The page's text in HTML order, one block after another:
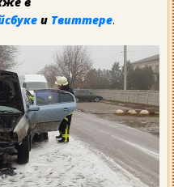
и Твиттере.